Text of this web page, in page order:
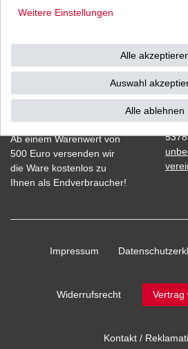
Ab einem Warenwert von
500 Euro versenden wir
die Ware kostenlos zu
Ihnen als Endverbraucher!
Impressum
Widerrufs­recht Vertrag
Kontakt /
Weitere Einstellungen
Alle
Auswahl
Alle ablehnen